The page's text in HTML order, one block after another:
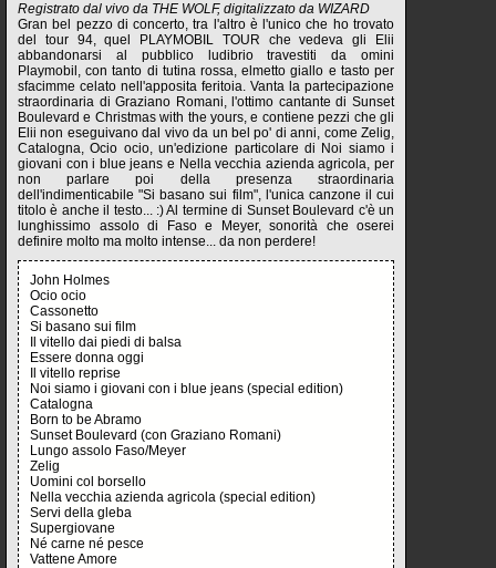
Registrato dal vivo da THE WOLF, digitalizzato da WIZARD
Gran bel pezzo di concerto, tra l'altro è l'unico che ho trovato
del tour 94, quel PLAYMOBIL TOUR che vedeva gli Elii
abbandonarsi al pubblico ludibrio travestiti da omini
Playmobil, con tanto di tutina rossa, elmetto giallo e tasto per
sfacimme celato nell'apposita feritoia. Vanta la partecipazione
straordinaria di Graziano Romani, l'ottimo cantante di Sunset
Boulevard e Christmas with the yours, e contiene pezzi che gli
Elii non eseguivano dal vivo da un bel po' di anni, come Zelig,
Catalogna, Ocio ocio, un'edizione particolare di Noi siamo i
giovani con i blue jeans e Nella vecchia azienda agricola, per
non parlare poi della presenza straordinaria
dell'indimenticabile "Si basano sui film", l'unica canzone il cui
titolo è anche il testo... :) Al termine di Sunset Boulevard c'è un
lunghissimo assolo di Faso e Meyer, sonorità che oserei
definire molto ma molto intense... da non perdere!
John Holmes
Ocio ocio
Cassonetto
Si basano sui film
Il vitello dai piedi di balsa
Essere donna oggi
Il vitello reprise
Noi siamo i giovani con i blue jeans (special edition)
Catalogna
Born to be Abramo
Sunset Boulevard (con Graziano Romani)
Lungo assolo Faso/Meyer
Zelig
Uomini col borsello
Nella vecchia azienda agricola (special edition)
Servi della gleba
Supergiovane
Né carne né pesce
Vattene Amore